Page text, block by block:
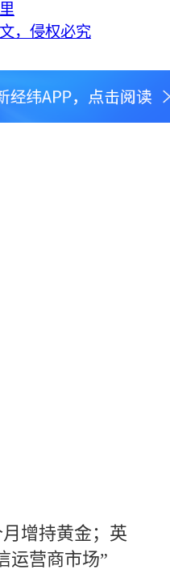
，侵权必究
增持黄金；英
运营商市场”